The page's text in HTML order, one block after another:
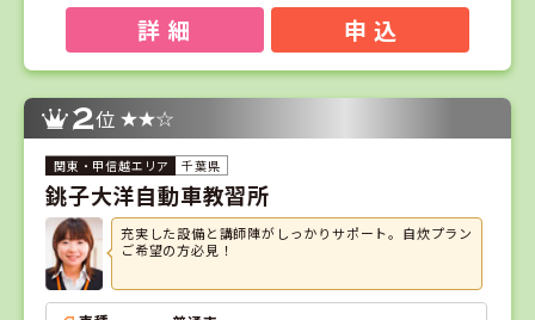
詳 細 申 込
2位
千葉県
銚子大洋自動車教習所
充実した設備と講師陣がしっかりサポート。自炊プラン
ご希望の方必見！